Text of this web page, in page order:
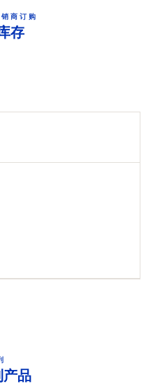
商订购
存
产品